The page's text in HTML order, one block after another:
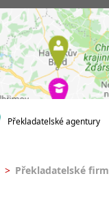
Překladatelské agentury
> Překladatelské